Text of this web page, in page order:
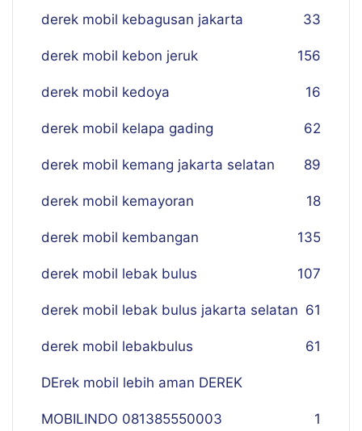
derek mobil kebagusan jakarta 33
derek mobil kebon jeruk 156
derek mobil kedoya 16
derek mobil kelapa gading 62
derek mobil kemang jakarta selatan 89
derek mobil kemayoran 18
derek mobil kembangan 135
derek mobil lebak bulus 107
derek mobil lebak bulus jakarta selatan 61
derek mobil lebakbulus 61
DErek mobil lebih aman DEREK
MOBILINDO 081385550003 1